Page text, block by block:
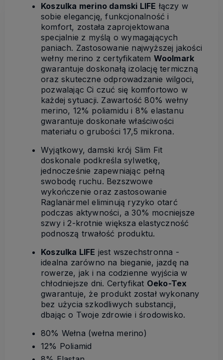
Koszulka merino damski LIFE łączy w
sobie elegancję, funkcjonalność i
komfort, została zaprojektowana
specjalnie z myślą o wymagających
paniach. Zastosowanie najwyższej jakości
wełny merino z certyfikatem Woolmark
gwarantuje doskonałą izolację termiczną
oraz skuteczne odprowadzanie wilgoci,
pozwalając Ci czuć się komfortowo w
każdej sytuacji. Zawartość 80% wełny
merino, 12% poliamidu i 8% elastanu
gwarantuje doskonałe właściwości
materiału o grubości 17,5 mikrona.
Wyjątkowy, damski krój Slim Fit
doskonale podkreśla sylwetkę,
jednocześnie zapewniając pełną
swobodę ruchu. Bezszwowe
wykończenie oraz zastosowanie
Raglanärmel eliminują ryzyko otarć
podczas aktywności, a 30% mocniejsze
szwy i 2-krotnie większa elastyczność
podnoszą trwałość produktu.
Koszulka LIFE jest wszechstronna -
idealna zarówno na bieganie, jazdę na
rowerze, jak i na codzienne wyjścia w
chłodniejsze dni. Certyfikat Oeko-Tex
gwarantuje, że produkt został wykonany
bez użycia szkodliwych substancji,
dbając o Twoje zdrowie i środowisko.
80% Wełna (wełna merino)
12% Poliamid